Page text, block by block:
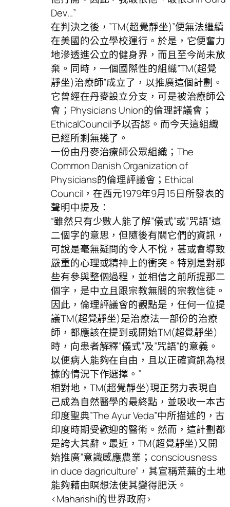
Dev…”
在判決之後，”TM(超覺靜坐)”便無法繼續
在美國的公立學校運行。於是，它便奮力
地滲透進公立的健身界，而且至今尚未放
棄。同時，一個國際性的組織”TM(超覺
靜坐)治療師”成立了，以推廣這個計劃。
它曾經在丹麥設立分支，可是被治療師公
會；Physicians Union的倫理評議會；
EthicalCouncil予以否認。而今天這組織
已經所剩無幾了。
一份由丹麥治療師公眾組織；The
Common Danish Organization of
Physicians的倫理評議會；Ethical
Council，在西元1979年9月15日所發表的
聲明中提及：
“雖然只有少數人能了解”儀式”或”咒語”這
二個字的意思，但隨後有關它們的資訊，
可說是毫無疑問的令人不悅，甚或會導致
嚴重的心理或精神上的衝突。特別是對那
些有參與整個過程，並相信之前所提那二
個字，是中立且跟宗教無關的宗教信徒。
因此，倫理評議會的觀點是，任何一位提
議TM(超覺靜坐)是治療法一部份的治療
師，都應該在提到或開始TM(超覺靜坐)
時，向患者解釋”儀式”及”咒語”的意義。
以便病人能夠在自由，且以正確資訊為根
據的情況下作選擇。”
相對地，TM(超覺靜坐)現正努力表現自
己成為自然醫學的最終點，並吸收一本古
印度聖典”The Ayur Veda”中所描述的，古
印度時期受歡迎的醫術。然而，這計劃都
是誇大其辭。最近，TM(超覺靜坐)又開
始推廣”意識感應農業；consciousness
in duce dagriculture”，其宣稱荒蕪的土地
能夠藉由瞑想法使其變得肥沃。
<Maharishi的世界政府>